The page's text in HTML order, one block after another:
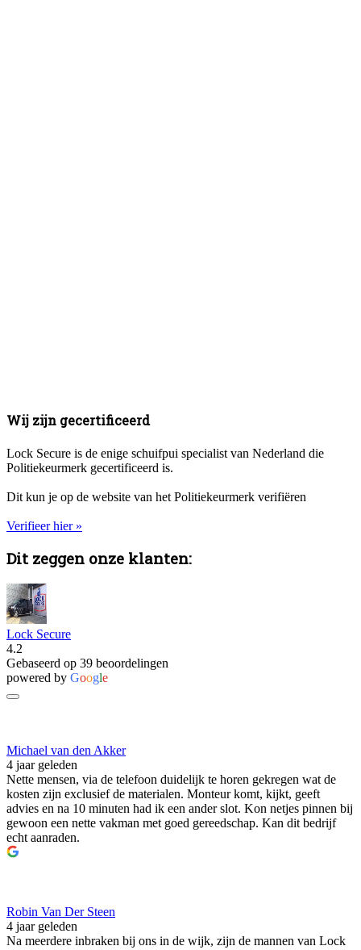
Wij zijn gecertificeerd
Lock Secure is de enige schuifpui specialist van Nederland die
Politiekeurmerk gecertificeerd is.
Dit kun je op de website van het Politiekeurmerk verifiëren
Verifieer hier »
Dit zeggen onze klanten:
Lock Secure
4.2
Gebaseerd op 39 beoordelingen
powered by Google
Michael van den Akker
4 jaar geleden
Nette mensen, via de telefoon duidelijk te horen gekregen wat de
kosten zijn exclusief de materialen. Monteur komt, kijkt, geeft
advies en na 10 minuten had ik een ander slot. Kon netjes pinnen bij
gewoon een nette vakman met goed gereedschap. Kan dit bedrijf
echt aanraden.
Robin Van Der Steen
4 jaar geleden
Na meerdere inbraken bij ons in de wijk, zijn de mannen van Lock